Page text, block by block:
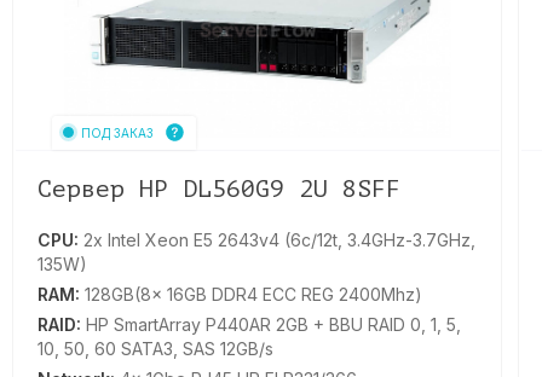
ПОД ЗАКАЗ
Сервер HP DL560G9 2U 8SFF
CPU: 2x Intel Xeon E5 2643v4 (6c/12t, 3.4GHz-3.7GHz,
135W)
RAM: 128GB(8x 16GB DDR4 ECC REG 2400Mhz)
RAID: HP SmartArray P440AR 2GB + BBU RAID 0, 1, 5,
10, 50, 60 SATA3, SAS 12GB/s